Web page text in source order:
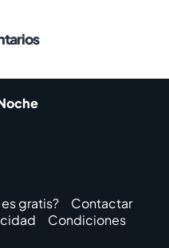
gratis?
Contactar
Condiciones